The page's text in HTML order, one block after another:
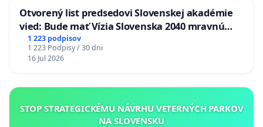
Otvorený list predsedovi Slovenskej akadémie
vied: Bude mať Vízia Slovenska 2040 mravnú
chrbticu?
1 223 podpisov
1 223 Podpisy / 30 dni
16 Jul 2026
STOP STRATEGICKÉMU NÁVRHU VETERNÝCH PARKOV
NA SLOVENSKU